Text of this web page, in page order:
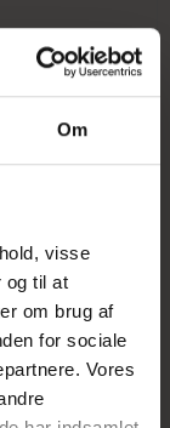
Om
visse
og til at
om brug af
for sociale
Vores